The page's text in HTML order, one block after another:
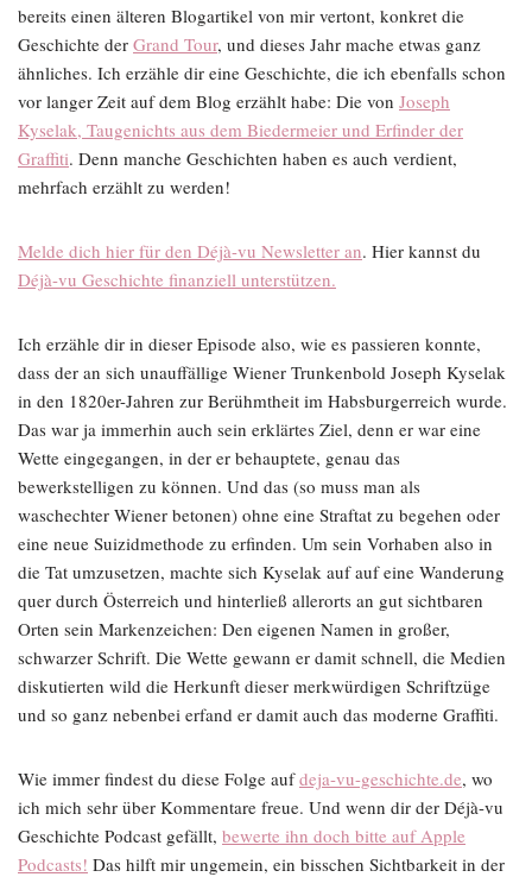
bereits einen älteren Blogartikel von mir vertont, konkret die
Geschichte der Grand Tour, und dieses Jahr mache etwas ganz
ähnliches. Ich erzähle dir eine Geschichte, die ich ebenfalls schon
vor langer Zeit auf dem Blog erzählt habe: Die von Joseph
Kyselak, Taugenichts aus dem Biedermeier und Erfinder der
Graffiti. Denn manche Geschichten haben es auch verdient,
mehrfach erzählt zu werden!
Melde dich hier für den Déjà-vu Newsletter an. Hier kannst du
Déjà-vu Geschichte finanziell unterstützen.
Ich erzähle dir in dieser Episode also, wie es passieren konnte,
dass der an sich unauffällige Wiener Trunkenbold Joseph Kyselak
in den 1820er-Jahren zur Berühmtheit im Habsburgerreich wurde.
Das war ja immerhin auch sein erklärtes Ziel, denn er war eine
Wette eingegangen, in der er behauptete, genau das
bewerkstelligen zu können. Und das (so muss man als
waschechter Wiener betonen) ohne eine Straftat zu begehen oder
eine neue Suizidmethode zu erfinden. Um sein Vorhaben also in
die Tat umzusetzen, machte sich Kyselak auf auf eine Wanderung
quer durch Österreich und hinterließ allerorts an gut sichtbaren
Orten sein Markenzeichen: Den eigenen Namen in großer,
schwarzer Schrift. Die Wette gewann er damit schnell, die Medien
diskutierten wild die Herkunft dieser merkwürdigen Schriftzüge
und so ganz nebenbei erfand er damit auch das moderne Graffiti.
Wie immer findest du diese Folge aufdeja-vu-geschichte.de, wo
ich mich sehr über Kommentare freue. Und wenn dir der Déjà-vu
Geschichte Podcast gefällt, bewerte ihn doch bitte auf Apple
Podcasts! Das hilft mir ungemein, ein bisschen Sichtbarkeit in der